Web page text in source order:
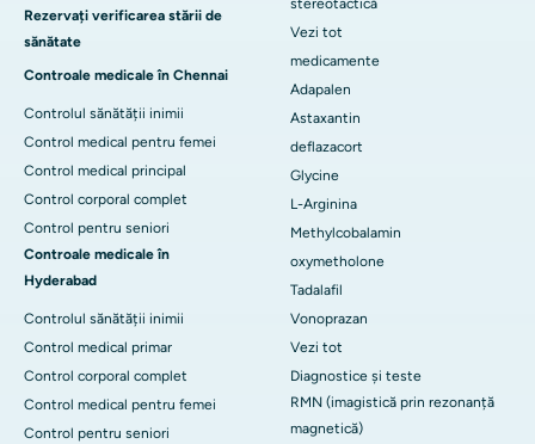
Rezervați verificarea stării de
sănătate
Controale medicale în Chennai
Controlul sănătății inimii
Control medical pentru femei
Control medical principal
Control corporal complet
Control pentru seniori
Controale medicale în
Hyderabad
Controlul sănătății inimii
Control medical primar
Control corporal complet
Control medical pentru femei
Control pentru seniori
stereotactică
Vezi tot
medicamente
Adapalen
Astaxantin
deflazacort
Glycine
L-Arginina
Methylcobalamin
oxymetholone
Tadalafil
Vonoprazan
Vezi tot
Diagnostice și teste
RMN (imagistică prin rezonanță
magnetică)